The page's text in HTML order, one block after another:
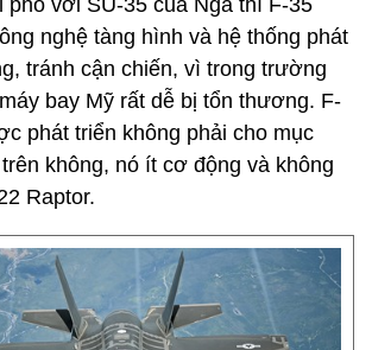
với SU-35 của Nga thì F-35
nghệ tàng hình và hệ thống phát
tránh cận chiến, vì trong trường
bay Mỹ rất dễ bị tổn thương. F-
phát triển không phải cho mục
không, nó ít cơ động và không
Raptor.